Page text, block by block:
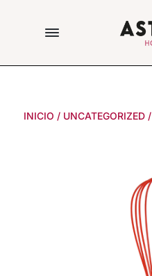
INICIO / UNCATEGORIZED/